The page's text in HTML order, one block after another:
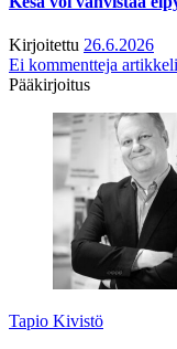
Kirjoitettu 26.6.2026
Ei kommentteja
Pääkirjoitus
Tapio Kivistö